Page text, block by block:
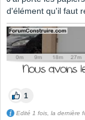
d'élément qu'il faut
1
Edité 1 fois, la dernière